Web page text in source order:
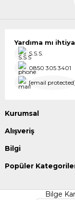
Yardıma mı
S.S.S.
0850 305 3401
[email protected]
Kurumsal
Alışveriş
Bilgi
Popüler
Bilge